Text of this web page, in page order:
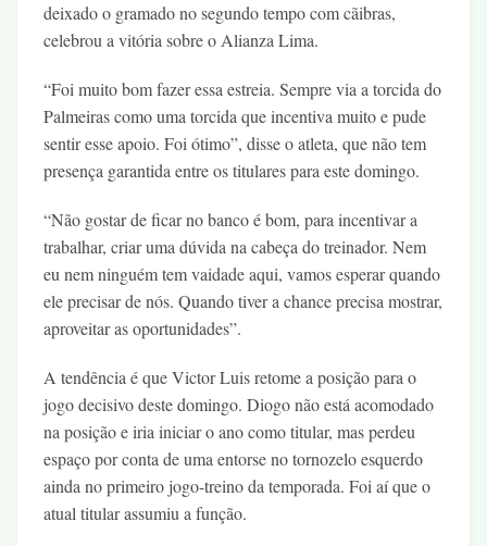
deixado o gramado no segundo tempo com cãibras,
celebrou a vitória sobre o Alianza Lima.
“Foi muito bom fazer essa estreia. Sempre via a torcida do
Palmeiras como uma torcida que incentiva muito e pude
sentir esse apoio. Foi ótimo”, disse o atleta, que não tem
presença garantida entre os titulares para este domingo.
“Não gostar de ficar no banco é bom, para incentivar a
trabalhar, criar uma dúvida na cabeça do treinador. Nem
eu nem ninguém tem vaidade aqui, vamos esperar quando
ele precisar de nós. Quando tiver a chance precisa mostrar,
aproveitar as oportunidades”.
A tendência é que Victor Luis retome a posição para o
jogo decisivo deste domingo. Diogo não está acomodado
na posição e iria iniciar o ano como titular, mas perdeu
espaço por conta de uma entorse no tornozelo esquerdo
ainda no primeiro jogo-treino da temporada. Foi aí que o
atual titular assumiu a função.